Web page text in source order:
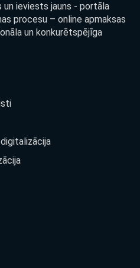
ieviests jauns - portāla
procesu – online apmaksas
un konkurētspējīga